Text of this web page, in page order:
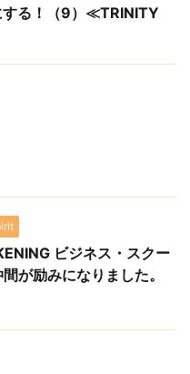
する！（9）≪TRINITY
ビジネス・スクー
が励みになりました。